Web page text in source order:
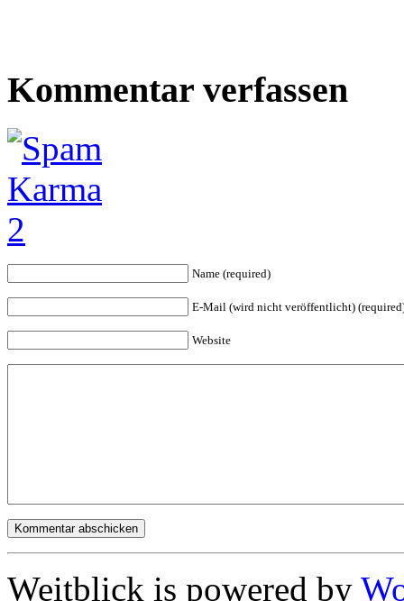
Kommentar verfassen
Name (required)
E-Mail (wird nicht veröffentlicht)
Website
Weitblick is powered by